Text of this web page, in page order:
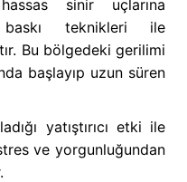
sinir uçlarına
teknikleri ile
Bu bölgedeki gerilimi
başlayıp uzun süren
yatıştırıcı etki ile
ve yorgunluğundan